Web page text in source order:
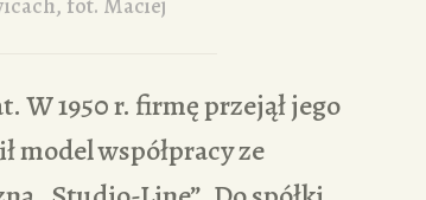
fot. Maciej
W 1950 r. firmę przejął jego
model współpracy ze